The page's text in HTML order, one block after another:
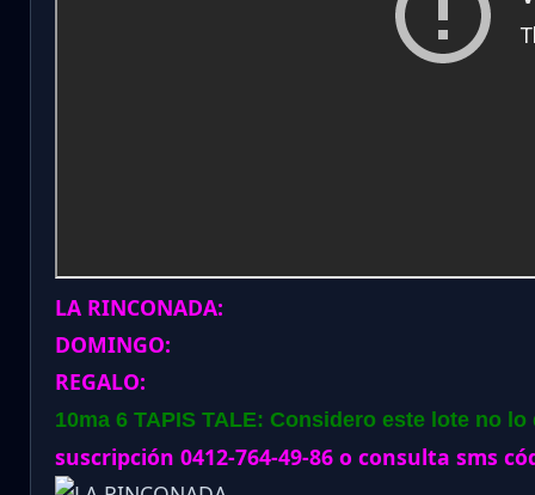
LA RINCONADA:
DOMINGO:
REGALO:
10ma 6 TAPIS TALE: Considero este lote no
suscripción 0412-764-49-86 o consulta sms